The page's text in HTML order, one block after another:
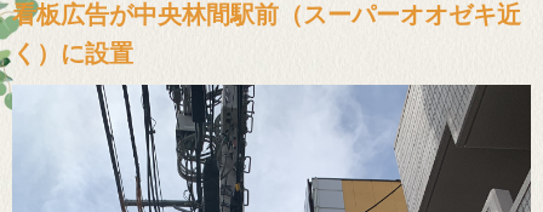
n
看板広告が中央林間駅前（スーパーオオゼキ近
く）に設置